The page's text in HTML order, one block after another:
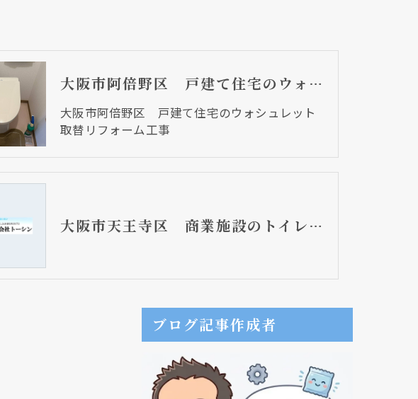
大阪市阿倍野区 戸建て住宅のウォシュレット取替リフォーム工事
大阪市阿倍野区 戸建て住宅のウォシュレット
取替リフォーム工事
大阪市天王寺区 商業施設のトイレ取替リフォーム工事 便器の蓋なし
ブログ記事作成者